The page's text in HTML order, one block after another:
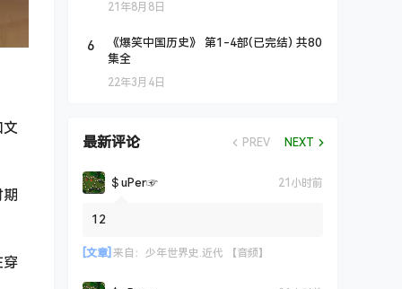
文
穿
21年8月8日
6
《爆笑中国历史》 第1-4部(已完结) 共80
集全
22年3月4日
最新评论 PREV NEXT
＄uΡer☞ 21小时前
12
[文章] 来自： 少年世界史.近代 【音频】